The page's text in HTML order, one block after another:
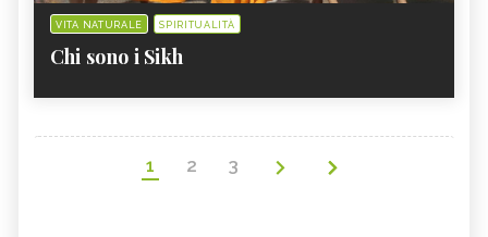
VITA NATURALE SPIRITUALITÀ
Chi sono i Sikh
1 2 3